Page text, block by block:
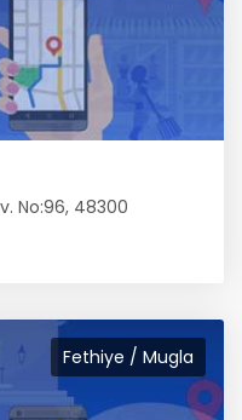
No:96, 48300
Fethiye / Mugla